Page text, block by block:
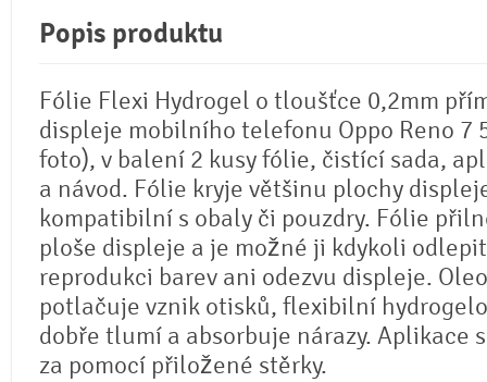
Popis produktu
Fólie Flexi Hydrogel o tloušťce 0,2mm
displeje mobilního telefonu Oppo Reno 7
foto), v balení 2 kusy fólie, čistící sada,
a návod. Fólie kryje většinu plochy
kompatibilní s obaly či pouzdry. Fólie
ploše displeje a je možné ji kdykoli
reprodukci barev ani odezvu displeje.
potlačuje vznik otisků, flexibilní
dobře tlumí a absorbuje nárazy. Aplikace
za pomocí přiložené stěrky.